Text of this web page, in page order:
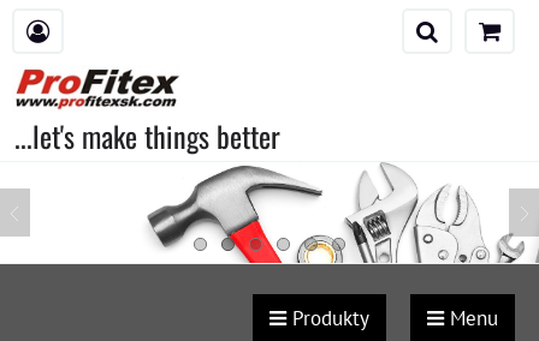
...let's make things better
Produkty Menu